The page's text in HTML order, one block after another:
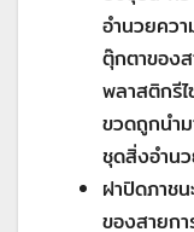
อำนวยควา
ตุ๊กตาของ
พลาสติกรี
ขวดถูกนำ
ชุดสิ่งอำน
ฝาปิดภาช
ของสายกา